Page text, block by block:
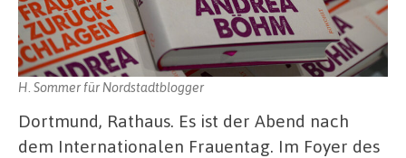
H. Sommer für Nordstadtblogger
Dortmund, Rathaus. Es ist der Abend nach
dem Internationalen Frauentag. Im Foyer des